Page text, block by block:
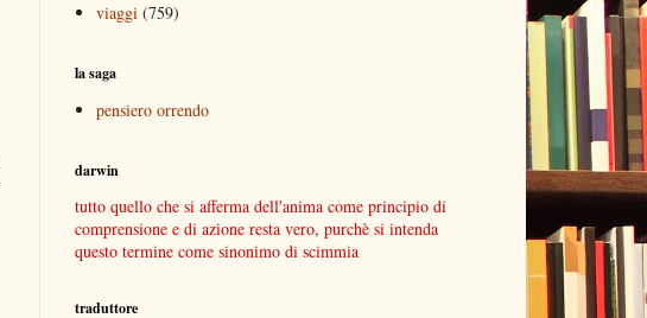
viaggi (759)
la saga
pensiero orrendo
darwin
tutto quello che si afferma dell'anima come principio di
comprensione e di azione resta vero, purchè si intenda
questo termine come sinonimo di scimmia
traduttore